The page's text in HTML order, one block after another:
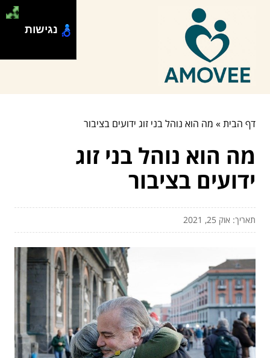
דף הבית» מה הוא נוהל בני זוג ידועים בציבור
מה הוא נוהל בני זוג
ידועים בציבור
תאריך: אוק 25, 2021
נגישות